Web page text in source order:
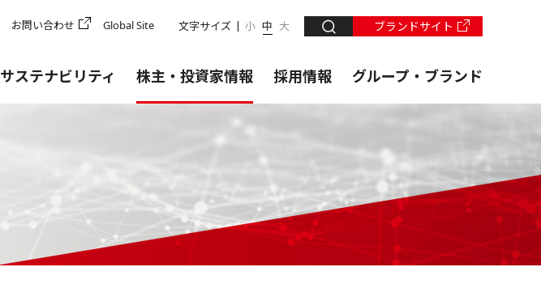
お問い合わせ Global Site 文字サイズ 小 中 大 ブランドサイト
サステナビリティ 株主・投資家情報 採用情報 グループ・ブランド